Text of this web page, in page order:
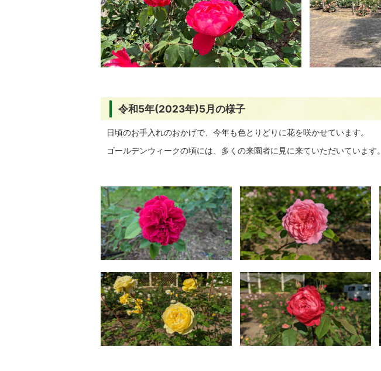
令和5年(2023年)5月の様子
日頃のお手入れのおかげで、今年も色とりどりに花を咲かせています。
ゴールデンウィークの頃には、多くの来園者に見に来ていただいています。